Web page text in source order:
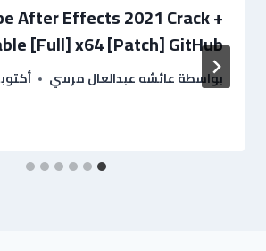
After Effects 2021 Crack +
[Full] x64 [Patch] GitHub
بواسطةعائشه عبدالعال مرسي أكتوبر 31,